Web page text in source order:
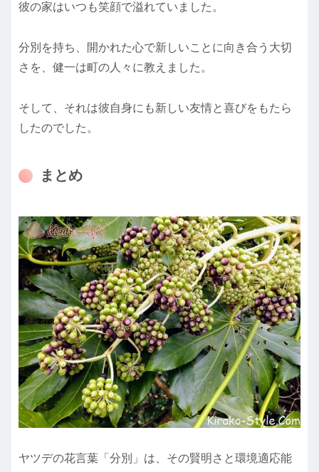
彼の家はいつも笑顔で溢れていました。
分別を持ち、開かれた心で新しいことに向き合う大切
さを、健一は町の人々に教えました。
そして、それは彼自身にも新しい友情と喜びをもたら
したのでした。
まとめ
ヤツデの花言葉「分別」は、その賢明さと環境適応能